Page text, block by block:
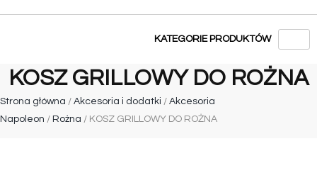
KOSZ GRILLOWY DO ROŻNA
Strona główna / Akcesoria i dodatki / Akcesoria
Napoleon / Rożna / KOSZ GRILLOWY DO ROŻNA